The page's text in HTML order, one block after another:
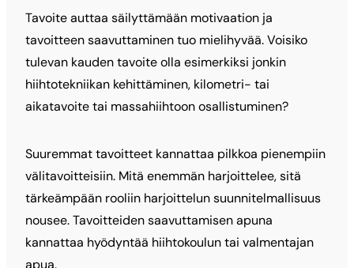
Tavoite auttaa säilyttämään motivaation ja
tavoitteen saavuttaminen tuo mielihyvää. Voisiko
tulevan kauden tavoite olla esimerkiksi jonkin
hiihtotekniikan kehittäminen, kilometri- tai
aikatavoite tai massahiihtoon osallistuminen?
Suuremmat tavoitteet kannattaa pilkkoa pienempiin
välitavoitteisiin. Mitä enemmän harjoittelee, sitä
tärkeämpään rooliin harjoittelun suunnitelmallisuus
nousee. Tavoitteiden saavuttamisen apuna
kannattaa hyödyntää hiihtokoulun tai valmentajan
apua.